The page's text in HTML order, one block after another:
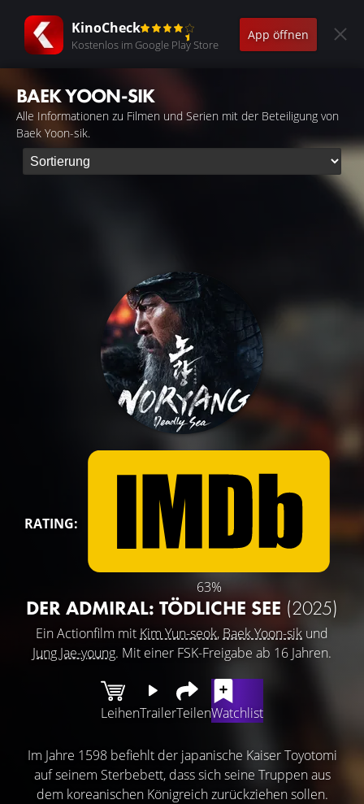
KinoCheck
Kostenlos im Google Play Store
App öffnen
BAEK YOON-SIK
Alle Informationen zu Filmen und Serien mit der Beteiligung von
Baek Yoon-sik.
RATING:
63%
DER ADMIRAL: TÖDLICHE SEE (2025)
Ein Actionfilm mit Kim Yun-seok, Baek Yoon-sik und
Jung Jae-young. Mit einer FSK-Freigabe ab 16 Jahren.
LeihenTrailerTeilenWatchlist
Im Jahre 1598 befiehlt der japanische Kaiser Toyotomi
auf seinem Sterbebett, dass sich seine Truppen aus
dem koreanischen Königreich zurückziehen sollen.